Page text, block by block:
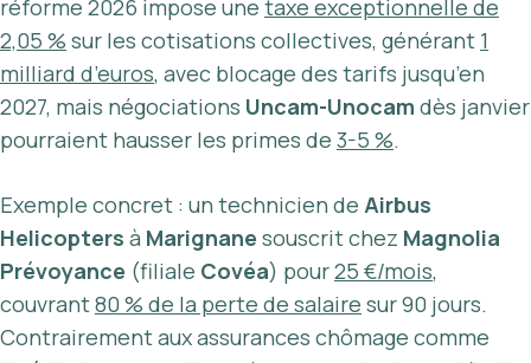
réforme 2026 impose une taxe exceptionnelle de
2,05 % sur les cotisations collectives, générant 1
milliard d’euros, avec blocage des tarifs jusqu’en
2027, mais négociations Uncam-Unocam dès janvier
pourraient hausser les primes de 3-5 %.
Exemple concret : un technicien de Airbus
Helicopters à Marignane souscrit chez Magnolia
Prévoyance (filiale Covéa) pour25 €/mois,
couvrant80 % de la perte de salaire sur 90 jours.
Contrairement aux assurances chômage comme